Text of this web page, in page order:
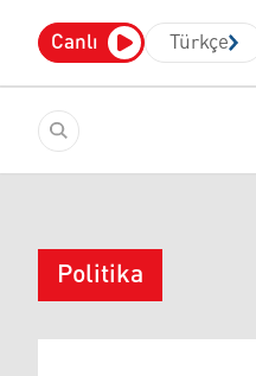
Canlı Türkçe
Politika